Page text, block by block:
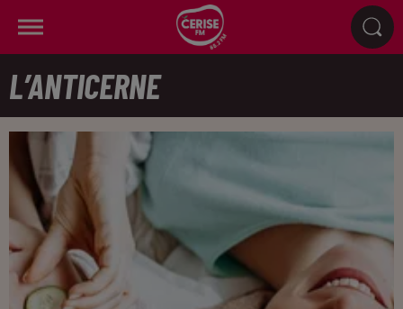
L’ANTICERNE